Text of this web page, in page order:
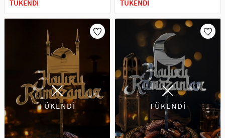
TÜKENDİ TÜKENDİ
TÜKENDİ TÜKENDİ